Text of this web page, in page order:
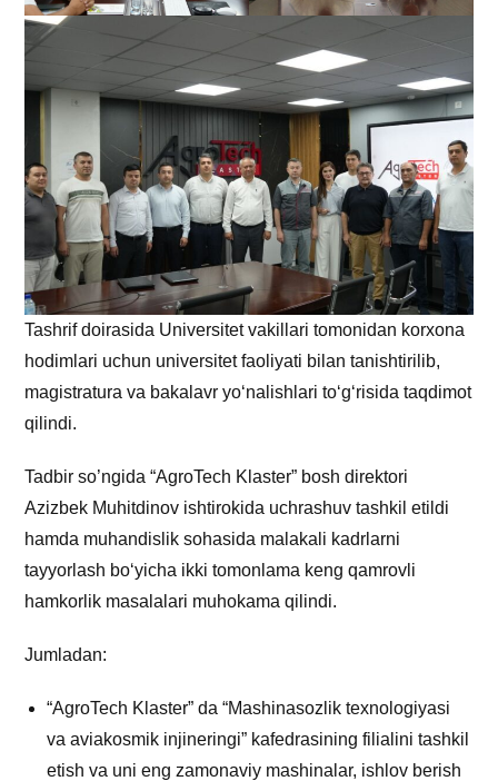
Tashrif doirasida Universitet vakillari tomonidan korxona
hodimlari uchun universitet faoliyati bilan tanishtirilib,
magistratura va bakalavr yo‘nalishlari to‘g‘risida taqdimot
qilindi.
Tadbir so’ngida “AgroTech Klaster” bosh direktori
Azizbek Muhitdinov ishtirokida uchrashuv tashkil etildi
hamda muhandislik sohasida malakali kadrlarni
tayyorlash bo‘yicha ikki tomonlama keng qamrovli
hamkorlik masalalari muhokama qilindi.
Jumladan:
“AgroTech Klaster” da “Mashinasozlik texnologiyasi
va aviakosmik injineringi” kafedrasining filialini tashkil
etish va uni eng zamonaviy mashinalar, ishlov berish